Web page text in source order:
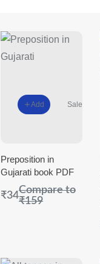
Add Sale
Preposition in
Gujarati book PDF
₹34Compare to
₹159